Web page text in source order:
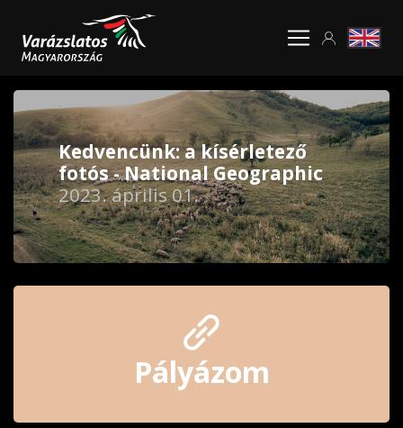
Kedvencünk: a kísérletező
fotós - National Geographic
2023. április 01.
Pályázom